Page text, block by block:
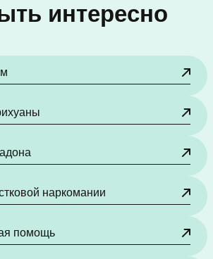
интересно
наркомании
помощь